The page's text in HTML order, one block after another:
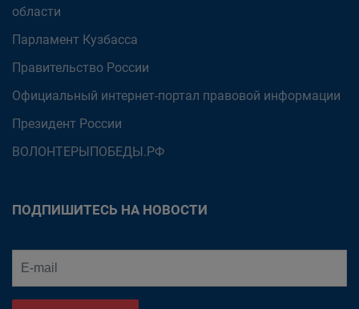
области
Парламент Кузбасса
Правительство России
Официальный интернет-портал правовой информации
Президент России
ВОЛОНТЕРЫПОБЕДЫ.РФ
ПОДПИШИТЕСЬ НА НОВОСТИ